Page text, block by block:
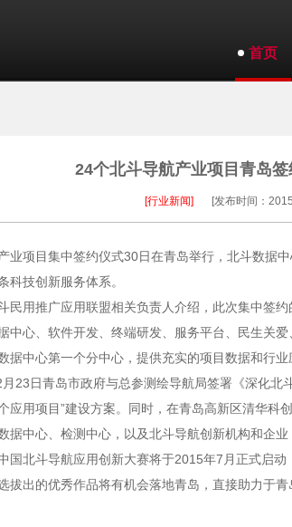
首页
24个北斗导航产业项目青岛
[行业新闻] [发布时间：
业项目集中签约仪式30日在青岛举行，北斗数据
科技创新服务体系。
民用推广应用联盟相关负责人介绍，此次集中签
中心、软件开发、终端研发、服务平台、民生关
据中心第一个分中心，提供充实的项目数据和行业
23日青岛市政府与总参测绘导航局签署《深化北
应用项目”建设方案。同时，在青岛高新区清华科
据中心、检测中心，以及北斗导航创新机构和企业
国北斗导航应用创新大赛将于2015年7月正式启
拔出的优秀作品将有机会落地青岛，直接助力于青